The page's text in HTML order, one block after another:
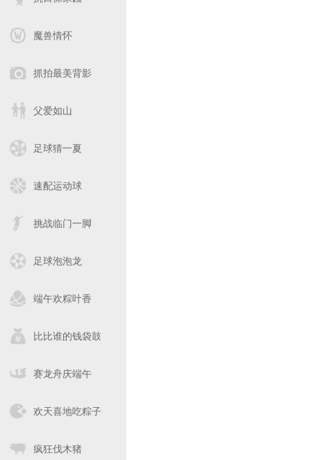
魔兽情怀
抓拍最美背影
父爱如山
足球猜一夏
速配运动球
挑战临门一脚
足球泡泡龙
端午欢粽叶香
比比谁的钱袋鼓
赛龙舟庆端午
欢天喜地吃粽子
疯狂伐木猪